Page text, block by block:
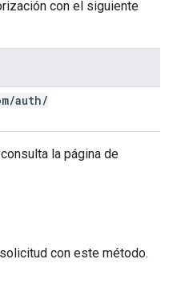
con el siguiente
/auth/
la página de
con este método.